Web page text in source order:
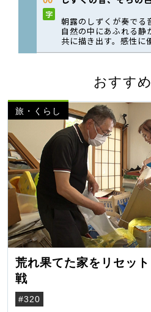
おすす
旅・くらし
荒れ果てた家をリセッ
戦
#320